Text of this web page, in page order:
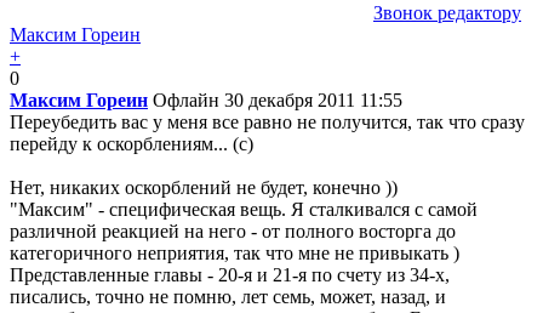
Звонок редактору
Максим Гореин
+
0
Максим Гореин Офлайн 30 декабря 2011 11:55
Переубедить вас у меня все равно не получится, так что сразу
перейду к оскорблениям... (с)
Нет, никаких оскорблений не будет, конечно ))
"Максим" - специфическая вещь. Я сталкивался с самой
различной реакцией на него - от полного восторга до
категоричного неприятия, так что мне не привыкать )
Представленные главы - 20-я и 21-я по счету из 34-х,
писались, точно не помню, лет семь, может, назад, и